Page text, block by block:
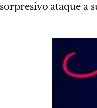
sorpresivo ataque a